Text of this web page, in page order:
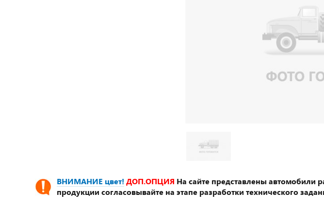
ВНИМАНИЕ цвет! ДОП.ОПЦИЯ На сайте представлены автомобили
продукции согласовывайте на этапе разработки технического